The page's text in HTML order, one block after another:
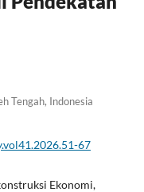
Tengah, Indonesia
67
Ekonomi,